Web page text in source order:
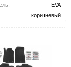
EVA
коричневый